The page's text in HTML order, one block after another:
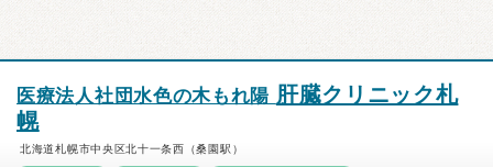
医療法人社団水色の木もれ陽 肝臓クリニック札
幌
北海道札幌市中央区北十一条西（桑園駅）